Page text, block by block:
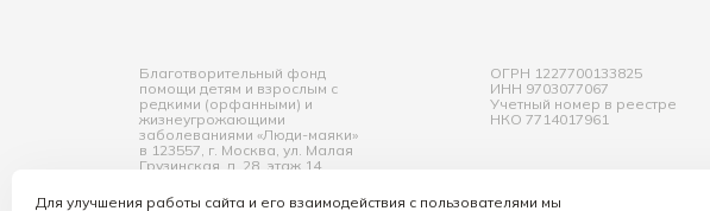
Благотворительный фонд
помощи детям и взрослым с
редкими (орфанными) и
жизнеугрожающими
заболеваниями «Люди-маяки»
в 123557, г. Москва, ул. Малая
Грузинская, д. 28, этаж 14,
ОГРН 1227700133825
ИНН 9703077067
Учетный номер в реестре
НКО 7714017961
Для улучшения работы сайта и его взаимодействия с пользователями мы